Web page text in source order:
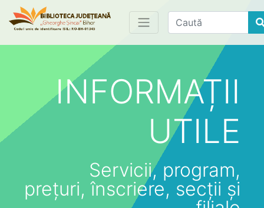
Find
INFORMAȚII
UTILE
Servicii, program,
prețuri, înscriere, secții și